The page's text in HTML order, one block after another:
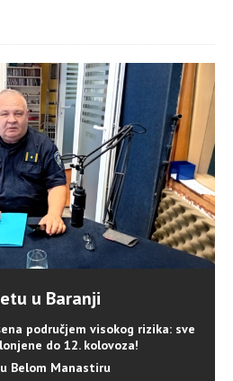
u Baranji
područjem visokog rizika: sve
do 12. kolovoza!
Belom Manastiru